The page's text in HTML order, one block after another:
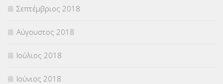
Σεπτέμβριος 2018
Αύγουστος 2018
Ιούλιος 2018
Ιούνιος 2018